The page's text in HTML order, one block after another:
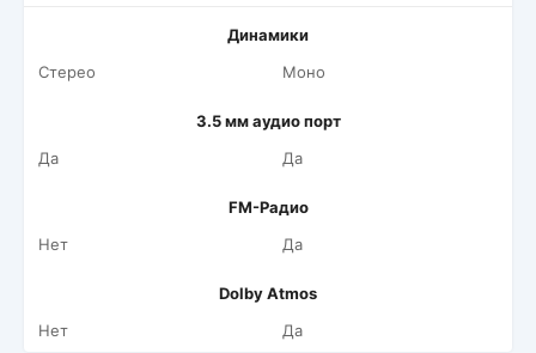
Динамики
Стерео
Моно
3.5 мм аудио порт
Да
Да
FM-Радио
Нет
Да
Dolby Atmos
Нет
Да